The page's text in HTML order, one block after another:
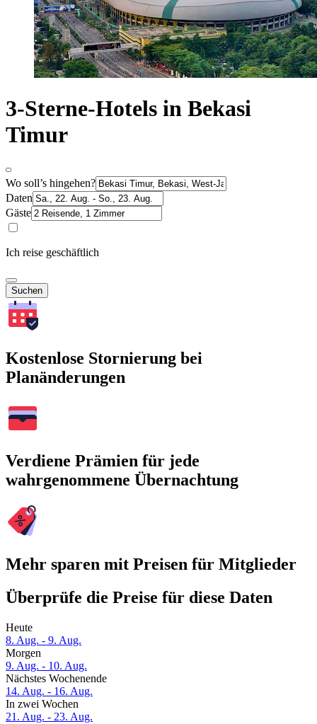
3-Sterne-Hotels in Bekasi
Timur
Wo soll’s hingehen?
Daten
Gäste
Ich reise geschäftlich
Suchen
Kostenlose Stornierung bei
Planänderungen
Verdiene Prämien für jede
wahrgenommene Übernachtung
Mehr sparen mit Preisen für Mitglieder
Überprüfe die Preise für diese Daten
Heute
8. Aug. - 9. Aug.
Morgen
9. Aug. - 10. Aug.
Nächstes Wochenende
14. Aug. - 16. Aug.
In zwei Wochen
21. Aug. - 23. Aug.